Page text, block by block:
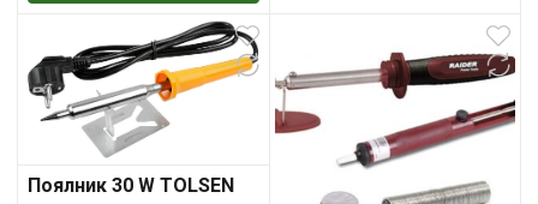
Поялник 30 W TOLSEN